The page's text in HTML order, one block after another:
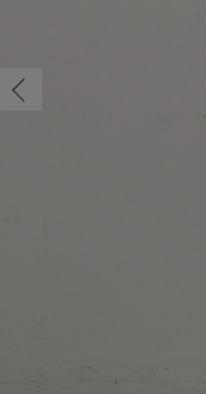
マタニティ アウター（コー
マタニティ 授乳 キャミソー
産褥ショーツ
骨盤・マタニティベルト
マタニティ フォーマル パ
【アウトレット】インナー
冷房対策
快適機能ウェア特集 トッ
快適機能ウェア特集 ボト
￥
M-
M-